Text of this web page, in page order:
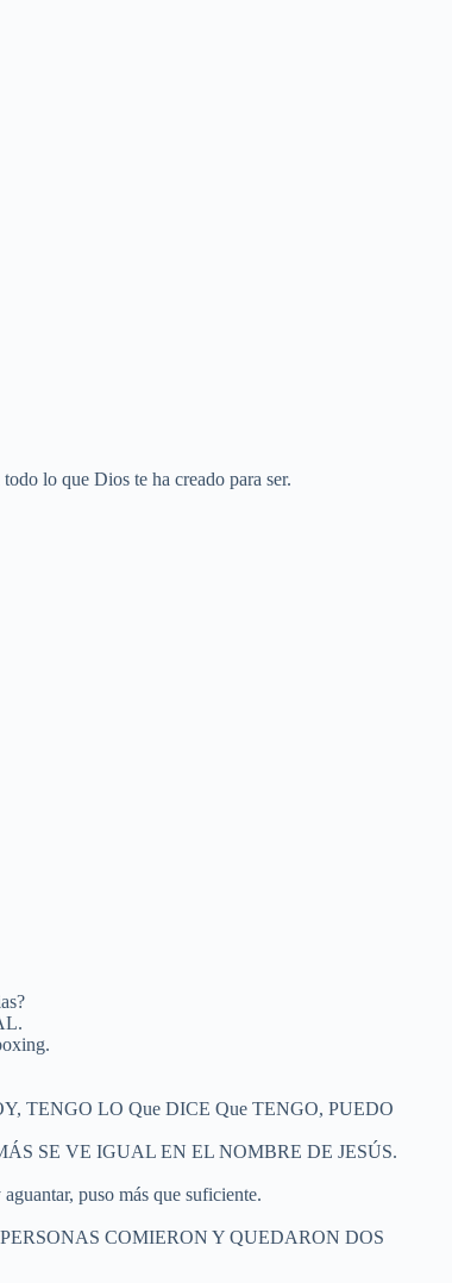
lo que Dios te ha creado para ser.
TENGO LO Que DICE Que TENGO, PUEDO
SE VE IGUAL EN EL NOMBRE DE JESÚS.
puso más que suficiente.
COMIERON Y QUEDARON DOS